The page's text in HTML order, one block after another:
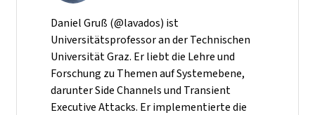
Daniel Gruß (@lavados) ist
Universitätsprofessor an der Technischen
Universität Graz. Er liebt die Lehre und
Forschung zu Themen auf Systemebene,
darunter Side Channels und Transient
Executive Attacks. Er implementierte die